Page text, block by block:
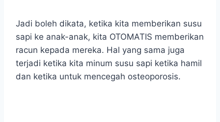
Jadi boleh dikata, ketika kita memberikan susu
sapi ke anak-anak, kita OTOMATIS memberikan
racun kepada mereka. Hal yang sama juga
terjadi ketika kita minum susu sapi ketika hamil
dan ketika untuk mencegah osteoporosis.